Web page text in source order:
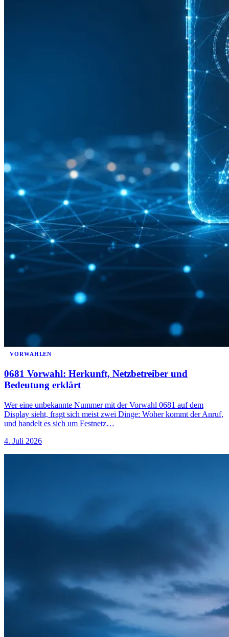
VORWAHLEN
0681 Vorwahl: Herkunft, Netzbetreiber und
Bedeutung erklärt
Wer eine unbekannte Nummer mit der Vorwahl 0681 auf dem
Display sieht, fragt sich meist zwei Dinge: Woher kommt der Anruf,
und handelt es sich um Festnetz…
4. Juli 2026